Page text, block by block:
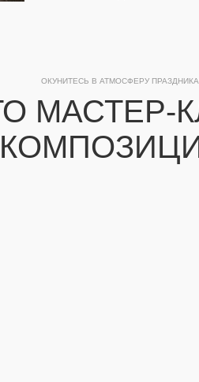
МАСТЕР-
ОКУНИТЕСЬ В АТМОСФЕРУ ПРАЗДНИКА